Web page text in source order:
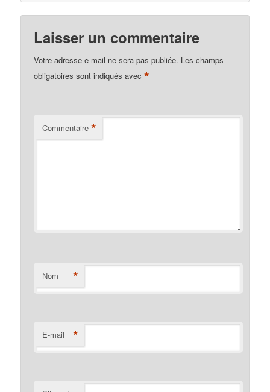
Laisser un commentaire
Votre adresse e-mail ne sera pas publiée. Les champs
obligatoires sont indiqués avec*
Commentaire *
Nom *
E-mail *